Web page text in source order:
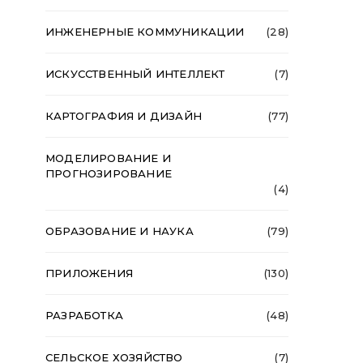
ИНЖЕНЕРНЫЕ КОММУНИКАЦИИ (28)
ИСКУССТВЕННЫЙ ИНТЕЛЛЕКТ (7)
КАРТОГРАФИЯ И ДИЗАЙН (77)
МОДЕЛИРОВАНИЕ И
ПРОГНОЗИРОВАНИЕ
(4)
ОБРАЗОВАНИЕ И НАУКА (79)
ПРИЛОЖЕНИЯ (130)
РАЗРАБОТКА (48)
СЕЛЬСКОЕ ХОЗЯЙСТВО (7)